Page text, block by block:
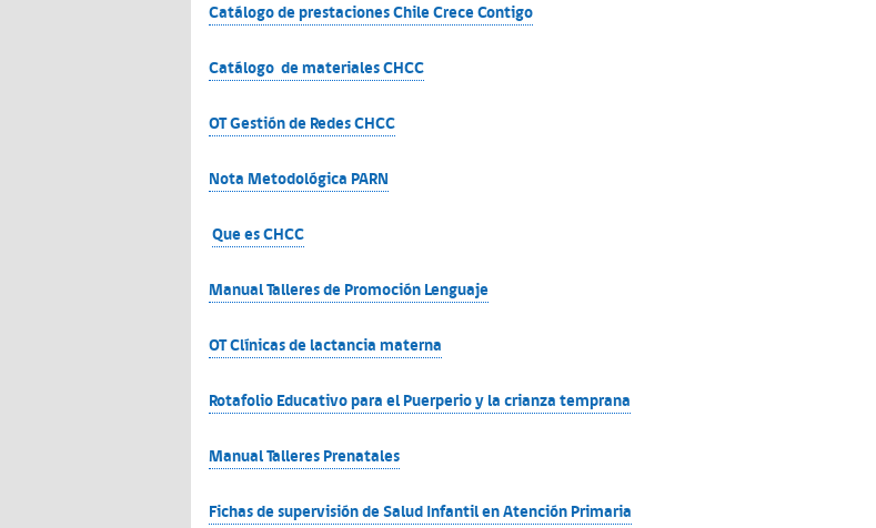
Catálogo de prestaciones Chile Crece Contigo
Catálogo de materiales CHCC
OT Gestión de Redes CHCC
Nota Metodológica PARN
Que es CHCC
Manual Talleres de Promoción Lenguaje
OT Clínicas de lactancia materna
Rotafolio Educativo para el Puerperio y la crianza temprana
Manual Talleres Prenatales
Fichas de supervisión de Salud Infantil en Atención Primaria